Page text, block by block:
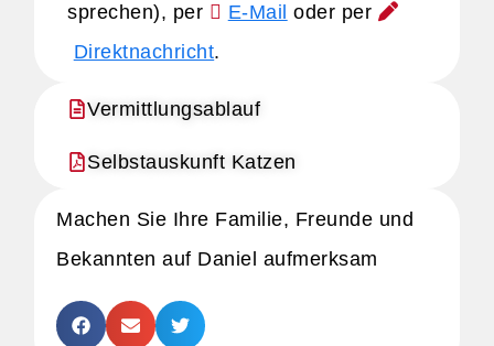
sprechen), per
E-Mail oder per
Direktnachricht.
Vermittlungsablauf
Selbstauskunft Katzen
Machen Sie Ihre Familie, Freunde und
Bekannten auf Daniel aufmerksam